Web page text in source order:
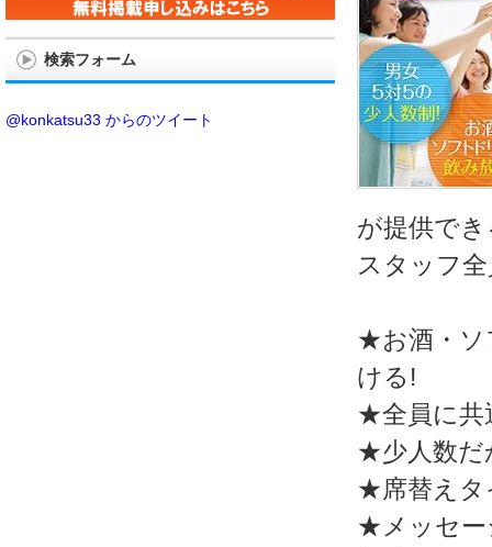
が提供で
スタッフ
★お酒・ソ
ける!
★全員に共
★少人数だ
★席替えタ
★メッセー
検索フォーム
@konkatsu33 からのツイート